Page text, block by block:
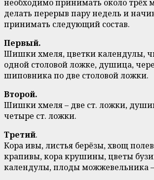
необходимо принимать около трёх
делать перерыв пару недель и
принимать следующий состав.
Первый.
Шишки хмеля, цветки календулы,
одной столовой ложке, душица,
шиповника по две столовой ложки.
Второй.
Шишки хмеля – две ст. ложки,
четыре ст. ложки.
Третий.
Кора ивы, листья берёзы, хвощ
крапивы, кора крушины, цветы
календулы, плоды можжевельника –